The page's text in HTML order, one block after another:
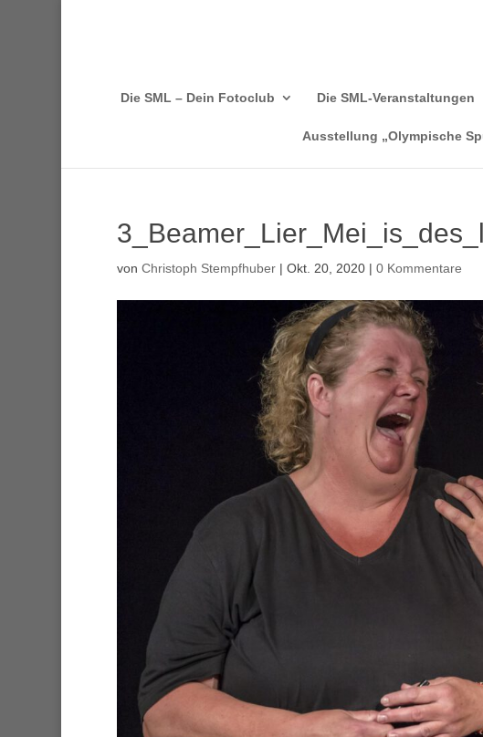
Die SML – Dein Fotoclub Die SML-Veranstaltungen
Ausstellung „Olympische
von Christoph Stempfhuber| Okt. 20, 2020| 0 Kommentare